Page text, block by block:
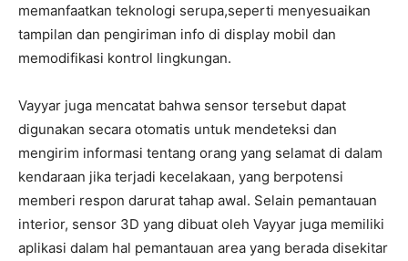
memanfaatkan teknologi serupa,seperti menyesuaikan
tampilan dan pengiriman info di display mobil dan
memodifikasi kontrol lingkungan.
Vayyar juga mencatat bahwa sensor tersebut dapat
digunakan secara otomatis untuk mendeteksi dan
mengirim informasi tentang orang yang selamat di dalam
kendaraan jika terjadi kecelakaan, yang berpotensi
memberi respon darurat tahap awal. Selain pemantauan
interior, sensor 3D yang dibuat oleh Vayyar juga memiliki
aplikasi dalam hal pemantauan area yang berada disekitar